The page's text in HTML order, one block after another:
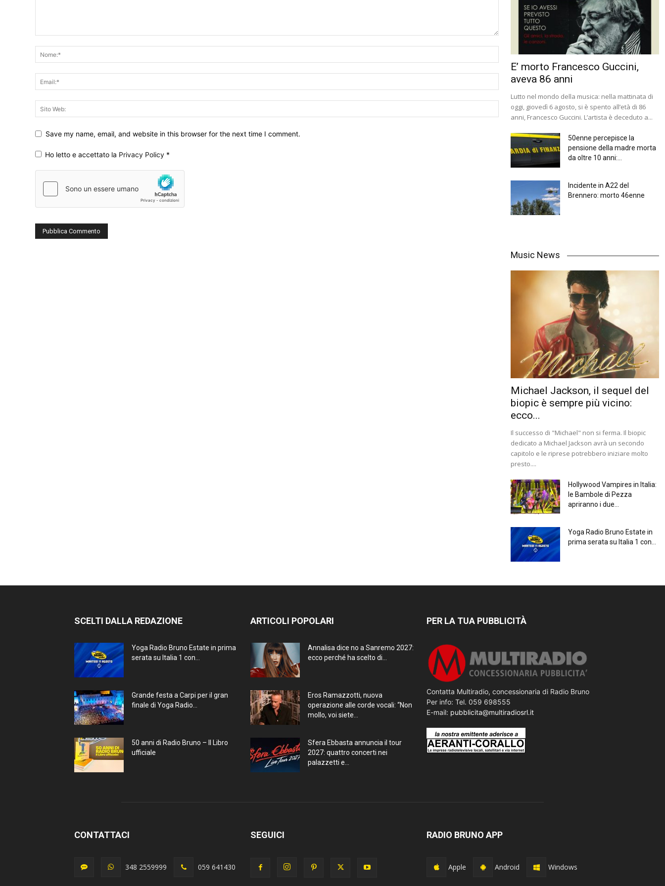
Save my name, email, and website in this browser for the next time I comment.
Ho letto e accettato la Privacy Policy *
E’ morto Francesco Guccini,
aveva 86 anni
Lutto nel mondo della musica: nella mattinata di
oggi, giovedì 6 agosto, si è spento all’età di 86
anni, Francesco Guccini. L’artista è deceduto a...
50enne percepisce la
pensione della madre morta
da oltre 10 anni:...
Incidente in A22 del
Brennero: morto 46enne
Music News
Michael Jackson, il sequel del
biopic è sempre più vicino:
ecco...
Il successo di "Michael" non si ferma. Il biopic
dedicato a Michael Jackson avrà un secondo
capitolo e le riprese potrebbero iniziare molto
presto....
Hollywood Vampires in Italia:
le Bambole di Pezza
apriranno i due...
Yoga Radio Bruno Estate in
prima serata su Italia 1 con...
SCELTI DALLA REDAZIONE
Yoga Radio Bruno Estate in prima
serata su Italia 1 con...
Grande festa a Carpi per il gran
finale di Yoga Radio...
50 anni di Radio Bruno – Il Libro
ufficiale
ARTICOLI POPOLARI
Annalisa dice no a Sanremo 2027:
ecco perché ha scelto di...
Eros Ramazzotti, nuova
operazione alle corde vocali: “Non
mollo, voi siete...
Sfera Ebbasta annuncia il tour
2027: quattro concerti nei
palazzetti e...
PER LA TUA PUBBLICITÀ
Contatta Multiradio, concessionaria di Radio Bruno
Per info: Tel. 059 698555
E-mail: pubblicita@multiradiosrl.it
CONTATTACI
348 2559999 059 641430
SEGUICI RADIO BRUNO APP
Apple Android Windows